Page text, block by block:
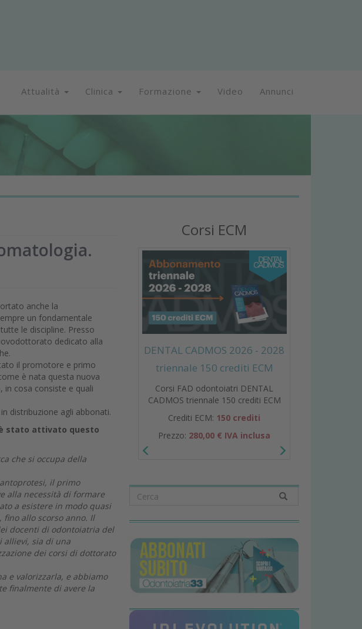
Attualità Clinica Formazione Video Annunci
anche la
un fondamentale
le discipline. Presso
dedicato alla
il promotore e primo
è nata questa nuova
cosa consiste e quali
in distribuzione agli abbonati.
stato attivato questo
che si occupa della
il primo
alla necessità di formare
a esistere in modo quasi
allo scorso anno. Il
docenti di odontoiatria del
allievi, sia di una
dei corsi di dottorato
e valorizzarla, e abbiamo
finalmente di avere la
Corsi ECM
DENTAL CADMOS 2026 - 2028
triennale 150 crediti ECM
Corsi FAD odontoiatri DENTAL
CADMOS triennale 150 crediti ECM
Crediti ECM: 150 crediti
Prezzo: 280,00 € IVA inclusa